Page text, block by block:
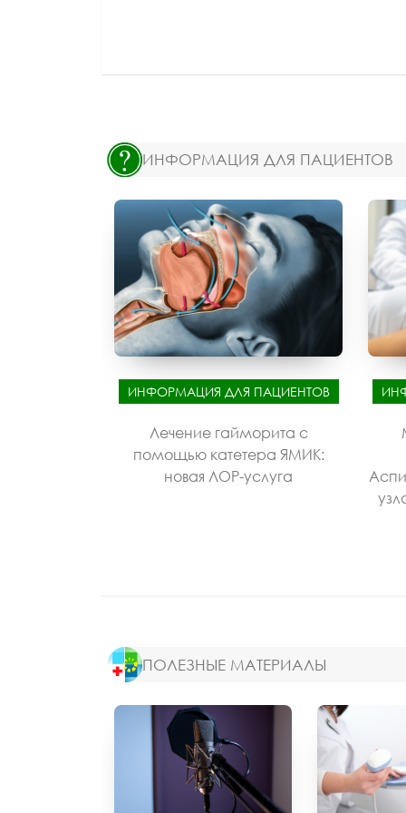
ИНФОРМАЦИЯ ДЛЯ ПАЦИЕНТОВ
ИНФОРМАЦИЯ ДЛЯ ПАЦИЕНТОВ
Лечение гайморита с
помощью катетера ЯМИК:
новая ЛОР-услуга
ПОЛЕЗНЫЕ МАТЕРИАЛЫ